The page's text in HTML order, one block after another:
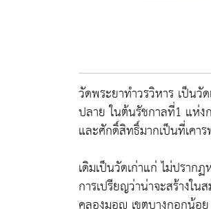
วัดพระยาทำวรวิหาร เป็น
ปลาย ในต้นรัชกาลที่1 แห่ง
และศักดิ์สิทธิ์มากเป็นที่เคา
เดิมเป็นวัดเก่าแก่ ไม่ปราก
การเปรียญว่าน่าจะสร้างใ